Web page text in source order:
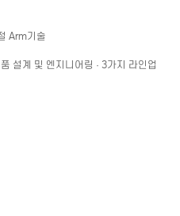
Arm기술
설계 및 엔지니어링 · 3가지 라인업